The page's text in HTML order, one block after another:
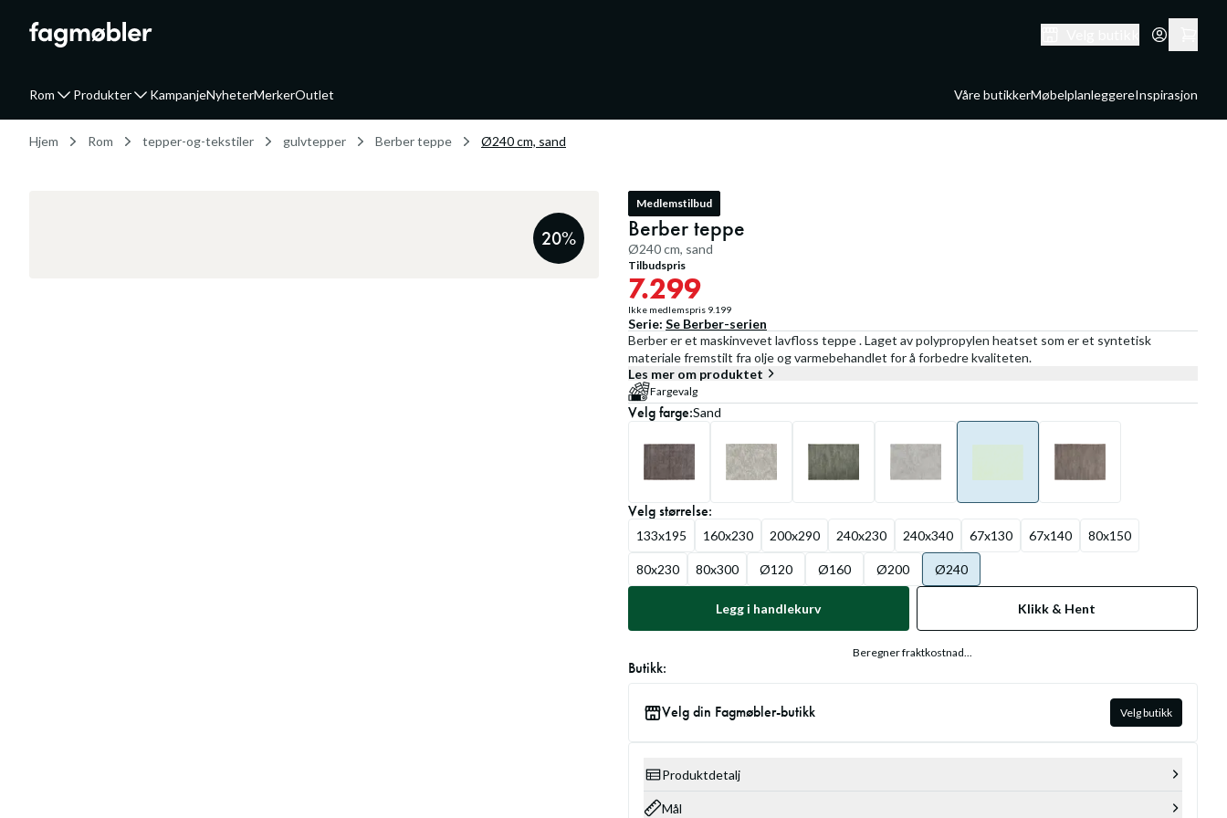
Rom Produkter KampanjeNyheterMerkerOutlet Våre butikkerMøbelplanleggereInspirasjon
Hjem Rom tepper-og-tekstiler gulvtepper Berber teppe Ø240 cm, sand
20%
Medlemstilbud
Berber teppe
Ø240 cm, sand
Tilbudspris
7.299
Ikke medlemspris 9.199
Serie: Se Berber-serien
Berber er et maskinvevet lavfloss teppe . Laget av polypropylen heatset som er et syntetisk
materiale fremstilt fra olje og varmebehandlet for å forbedre kvaliteten.
Les mer om produktet
Fargevalg
Velgfarge:Sand
Velgstørrelse:
133x195 160x230 200x290 240x230 240x340 67x130 67x140 80x150
80x230 80x300 Ø120 Ø160 Ø200 Ø240
Legg i handlekurv Klikk & Hent
Beregner fraktkostnad...
Butikk:
Velg din Fagmøbler-butikk Velg butikk
Produktdetalj
Mål